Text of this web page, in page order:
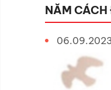
NĂM CÁCH